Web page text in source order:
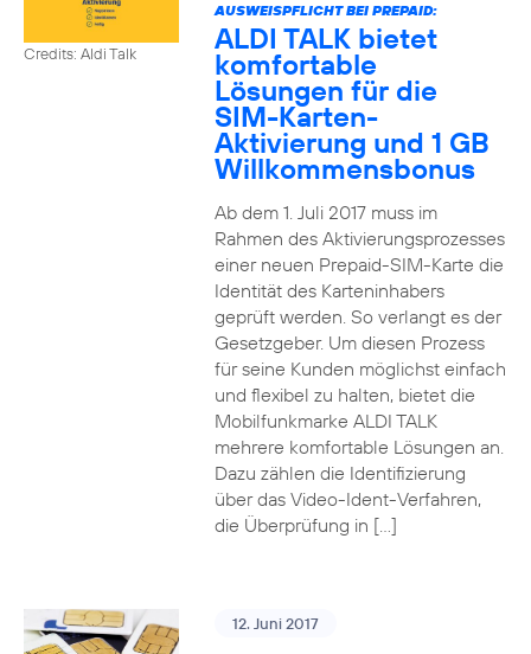
Credits: Aldi Talk
AUSWEISPFLICHT BEI PREPAID:
ALDI TALK bietet
komfortable
Lösungen für die
SIM-Karten-
Aktivierung und 1 GB
Willkommensbonus
Ab dem 1. Juli 2017 muss im
Rahmen des Aktivierungsprozesses
einer neuen Prepaid-SIM-Karte die
Identität des Karteninhabers
geprüft werden. So verlangt es der
Gesetzgeber. Um diesen Prozess
für seine Kunden möglichst einfach
und flexibel zu halten, bietet die
Mobilfunkmarke ALDI TALK
mehrere komfortable Lösungen an.
Dazu zählen die Identifizierung
über das Video-Ident-Verfahren,
die Überprüfung in […]
12. Juni 2017